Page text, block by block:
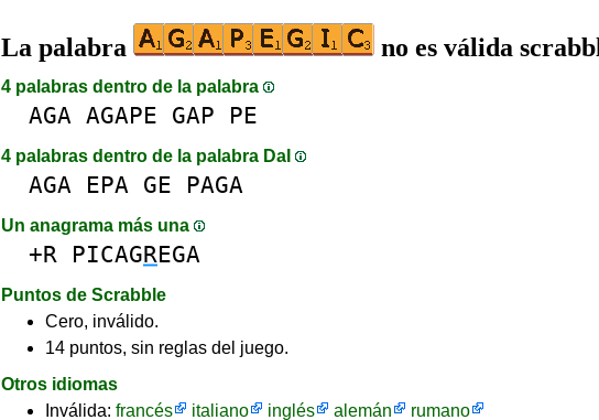
La palabra no es válida
4 palabras dentro de la palabra
AGA AGAPE GAP PE
4 palabras dentro de la palabra DaI
AGA EPA GE PAGA
Un anagrama más una
+R PICAGREGA
Puntos de Scrabble
Cero, inválido.
14 puntos, sin reglas del juego.
Otros idiomas
Inválida: francés italiano inglés alemán
rumano